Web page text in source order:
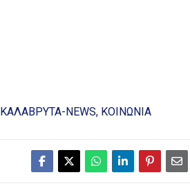
ΚΑΛΑΒΡΥΤΑ-NEWS ΚΟΙΝΩΝΙΑ